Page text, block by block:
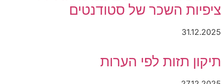
ציפיות השכר של סטודנטים
31.12.2025
תיקון תזות לפי הערות